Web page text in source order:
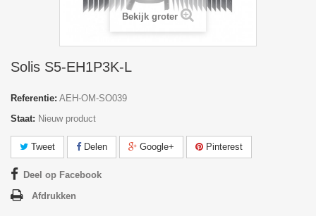
Bekijk groter
Solis S5-EH1P3K-L
Referentie: AEH-OM-SO039
Staat: Nieuw product
Tweet Delen Google+ Pinterest
Deel op Facebook
Afdrukken